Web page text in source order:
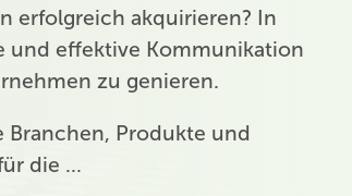
erfolgreich akquirieren? In
und effektive Kommunikation
zu genieren.
Branchen, Produkte und
die …